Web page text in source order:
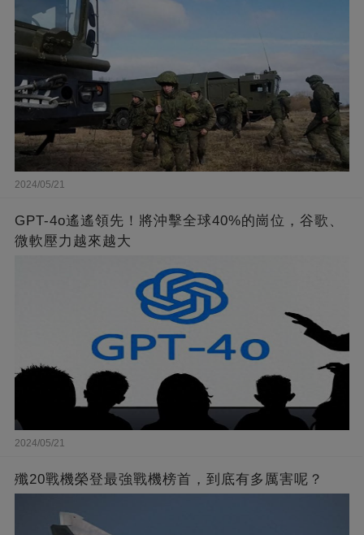
2024/05/21
GPT-4o遙遙領先！將沖擊全球40%的崗位，谷歌、
微軟壓力越來越大
2024/05/21
殲20戰機榮登最強戰機榜首，到底有多厲害呢？